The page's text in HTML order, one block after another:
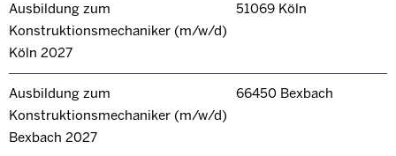
Ausbildung zum
Konstruktionsmechaniker (m/w/d)
Köln 2027
51069 Köln
Ausbildung zum
Konstruktionsmechaniker (m/w/d)
Bexbach 2027
66450 Bexbach